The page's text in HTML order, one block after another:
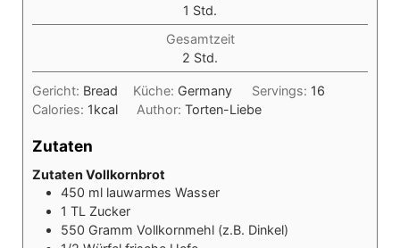
1 Stunde
Std.
Gesamtzeit
2 Stunden
Std.
Gericht: Bread Küche: Germany Servings: 16
Calories: 1kcal Author:Torten-Liebe
Zutaten
Zutaten Vollkornbrot
450 ml lauwarmes Wasser
1 TL Zucker
550 Gramm Vollkornmehl (z.B. Dinkel)